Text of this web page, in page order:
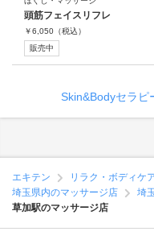
頭筋フェイスリフレ
￥6,050 （税込）
販売中
Skin&Bodyセラピ
エキテン リラク・ボディケ
埼玉県内のマッサージ店
埼
草加駅のマッサージ店